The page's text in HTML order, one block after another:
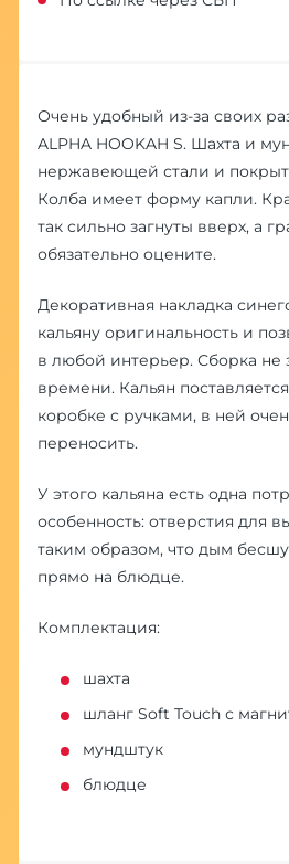
Очень удобный из-за своих
ALPHA HOOKAH S. Шахта и
нержавеющей стали и
Колба имеет форму капли.
так сильно загнуты вверх, а
обязательно оцените.
Декоративная накладка
кальяну оригинальность и
в любой интерьер. Сборка не
времени. Кальян
коробке с ручками, в ней
переносить.
У этого кальяна есть одна
особенность: отверстия для
таким образом, что дым
прямо на блюдце.
Комплектация:
шахта
шланг Soft Touch с
мундштук
блюдце